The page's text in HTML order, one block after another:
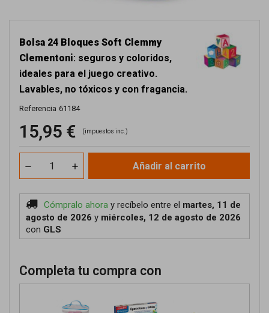
Bolsa 24 Bloques Soft Clemmy
Clementoni: seguros y coloridos,
ideales para el juego creativo.
Lavables, no tóxicos y con fragancia.
Referencia 61184
15,95 € (impuestos inc.)
Añadir al carrito
Cómpralo ahora y recíbelo entre el martes, 11 de
agosto de 2026 y miércoles, 12 de agosto de 2026
con GLS
Completa tu compra con